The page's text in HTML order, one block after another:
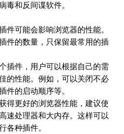
毒和反间谍软件。
件可能会影响浏览器的性能。
件的数量，只保留最常用的插
插件，用户可以根据自己的需
的性能。例如，可以关闭不必
件的启动顺序等。
得更好的浏览器性能，建议使
速处理器和大内存。这样可以
各种插件。